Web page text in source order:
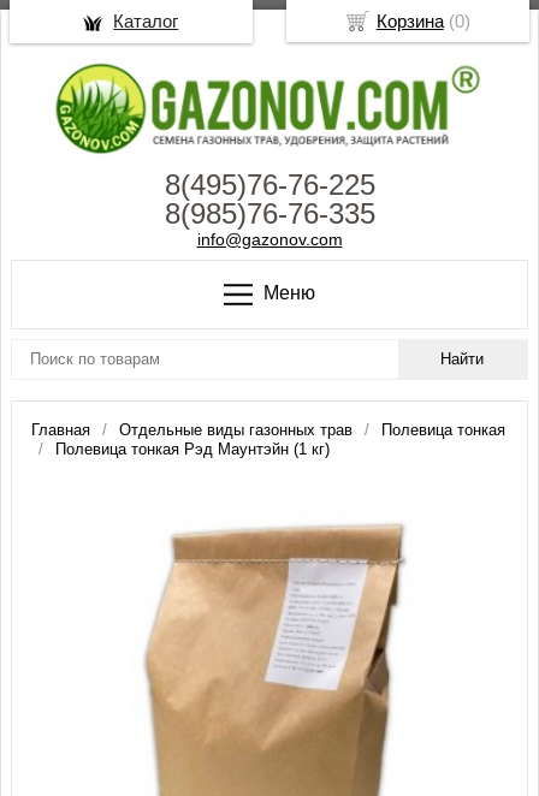
8(495)76-76-225
8(985)76-76-335
info@gazonov.com
Меню
Главная Отдельные виды газонных трав
Полевица тонкая
Полевица тонкая Рэд Маунтэйн (1 кг)
Корзина(0)
Каталог